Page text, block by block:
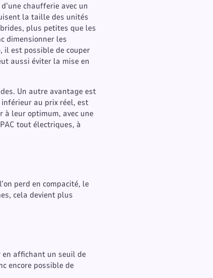
chaufferie avec un
la taille des unités
plus petites que les
dimensionner les
il est possible de couper
aussi éviter la mise en
Un autre avantage est
au prix réel, est
leur optimum, avec une
tout électriques, à
perd en compacité, le
cela devient plus
affichant un seuil de
encore possible de